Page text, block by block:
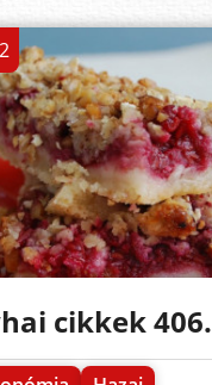
cikkek 406.